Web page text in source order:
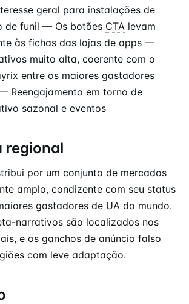
geral para instalações de
de funil — Os botões CTA levam
às fichas das lojas de apps —
muito alta, coerente com o
entre os maiores gastadores
Reengajamento em torno de
sazonal e eventos
regional
por um conjunto de mercados
amplo, condizente com seu status
gastadores de UA do mundo.
narrativos são localizados nos
e os ganchos de anúncio falso
com leve adaptação.